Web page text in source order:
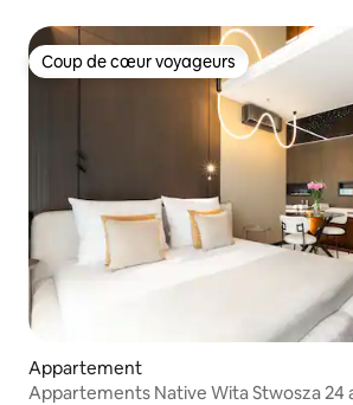
Coup de cœur voyageurs
Coup de cœur voyageurs
Appartement
Appartements Native Wita Stwosza 24